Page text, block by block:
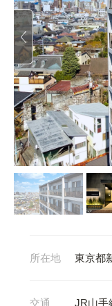
所在地 東京都
交通 JR山